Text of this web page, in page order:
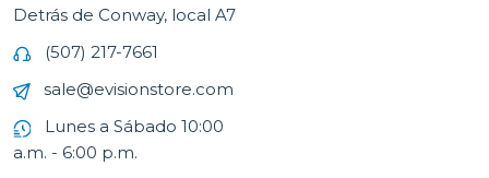
Detrás de Conway, local A7
(507) 217-7661
sale@evisionstore.com
Lunes a Sábado 10:00
a.m. - 6:00 p.m.